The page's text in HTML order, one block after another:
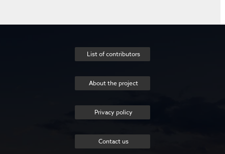
List of contributors
About the project
Privacy policy
Contact us